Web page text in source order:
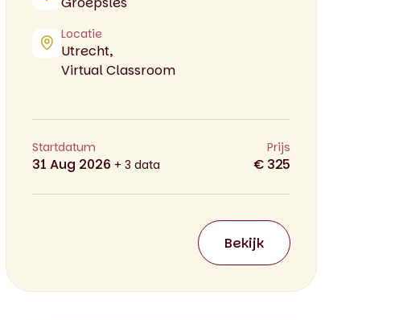
Locatie
Utrecht,
Virtual Classroom
Startdatum
31 Aug 2026 + 3 data
Prijs
€ 325
Bekijk